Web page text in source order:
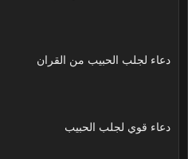
دعاء لجلب الحبيب من القران
دعاء قوي لجلب الحبيب